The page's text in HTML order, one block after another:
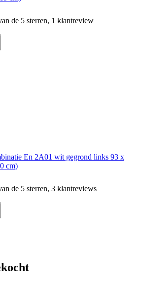
de 5 sterren, 1 klantreview
En 2A01 wit gegrond links 93 x
cm)
de 5 sterren, 3 klantreviews